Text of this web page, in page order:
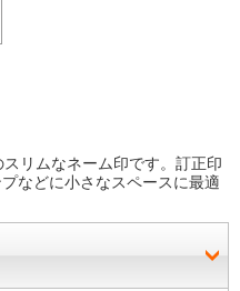
リムなネーム印です。訂正印
などに小さなスペースに最適